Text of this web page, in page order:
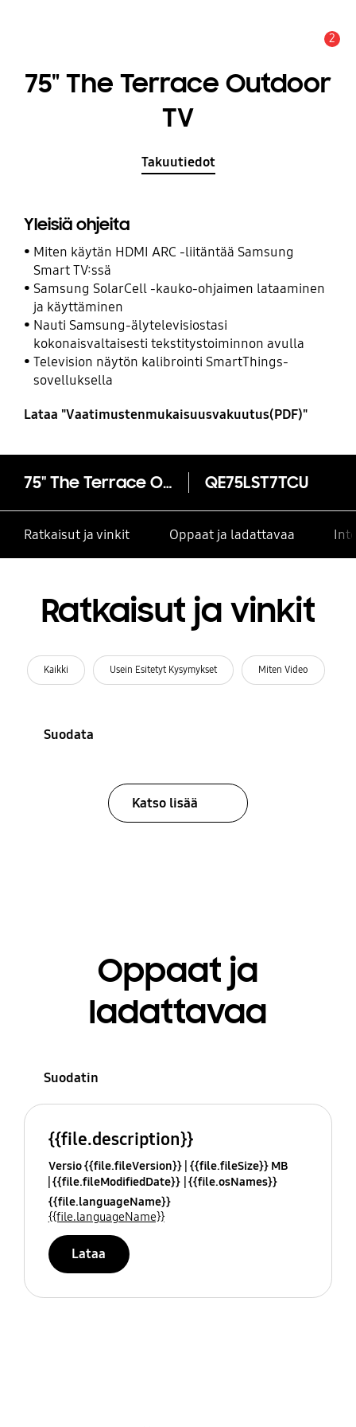
2
75" The Terrace Outdoor
TV
Takuutiedot
Yleisiä ohjeita
Miten käytän HDMI ARC -liitäntää Samsung
Smart TV:ssä
Samsung SolarCell -kauko-ohjaimen lataaminen
ja käyttäminen
Nauti Samsung-älytelevisiostasi
kokonaisvaltaisesti tekstitystoiminnon avulla
Television näytön kalibrointi SmartThings-
sovelluksella
Lataa "Vaatimustenmukaisuusvakuutus(PDF)"
75" The Terrace Outdoor TV QE75LST7TCU
Ratkaisut ja vinkit Oppaat ja ladattavaa
Ratkaisut ja vinkit
Kaikki Usein Esitetyt Kysymykset Miten Video
Suodata
Katso lisää
Oppaat ja
ladattavaa
Suodatin
{{file.description}}
Versio {{file.fileVersion}} {{file.fileSize}} MB
{{file.fileModifiedDate}} {{file.osNames}}
{{file.languageName}}
{{file.languageName}}
Lataa